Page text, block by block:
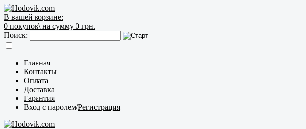
В вашей корзине:
0 покупок\ на сумму 0 грн.
Поиск:
Главная
Контакты
Оплата
Доставка
Гарантия
Вход с паролем/Регистрация